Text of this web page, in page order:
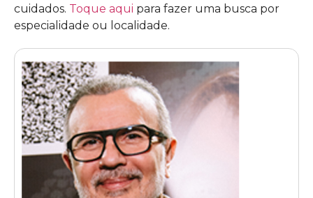
cuidados. Toque aqui para fazer uma busca por
especialidade ou localidade.